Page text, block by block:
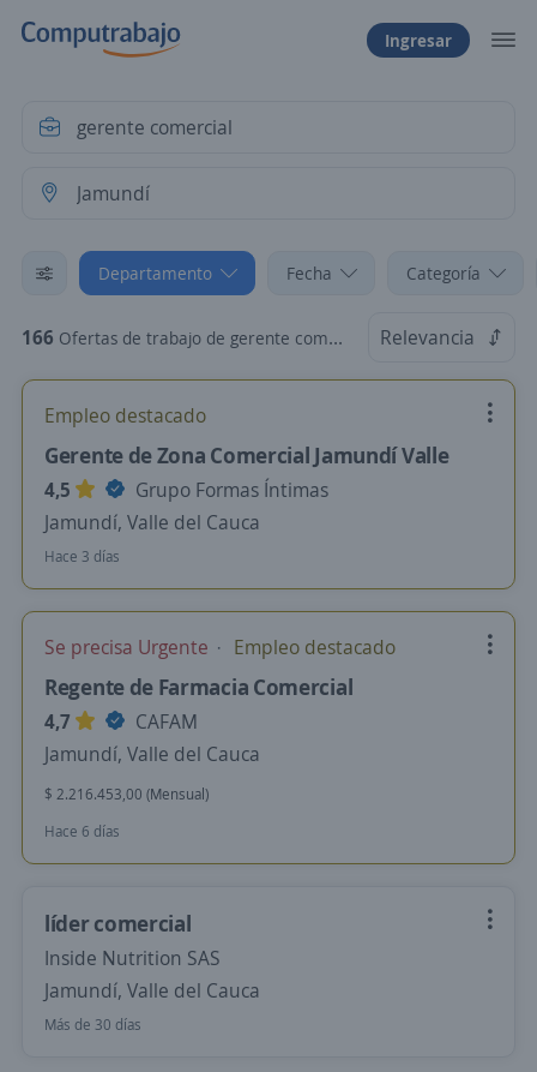
Ingresar
Departamento Fecha Categoría
166 Ofertas de trabajo de gerente comercial en Jamundí, Valle del Cauca Relevancia
Empleo destacado
Gerente de Zona Comercial Jamundí Valle
4,5
Grupo Formas Íntimas
Jamundí, Valle del Cauca
Hace 3 días
Se precisa Urgente Empleo destacado
Regente de Farmacia Comercial
4,7
CAFAM
Jamundí, Valle del Cauca
$ 2.216.453,00 (Mensual)
Hace 6 días
líder comercial
Inside Nutrition SAS
Jamundí, Valle del Cauca
Más de 30 días